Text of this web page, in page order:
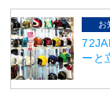
お
ーと